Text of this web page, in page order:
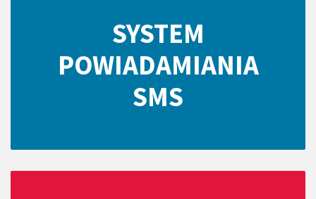
SYSTEM
POWIADAMIANIA
SMS